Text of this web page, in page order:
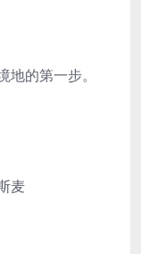
的第一步。
麦